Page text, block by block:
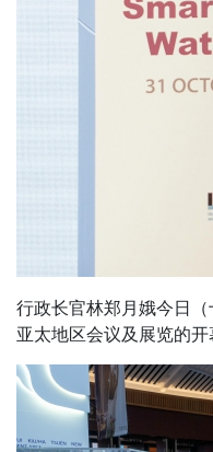
行政长官林郑月娥今日
亚太地区会议及展览的